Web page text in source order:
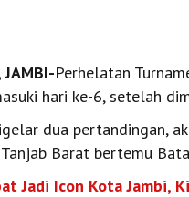
JAMBI-Perhelatan
hari ke-6, setelah
dua pertandingan,
Barat bertemu
Jadi Icon Kota Jambi,